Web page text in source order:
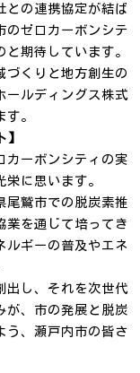
との連携協定が結ば
のゼロカーボンシテ
期待しています。
づくりと地方創生の
ールディングス株式
。
カーボンシティの実
に思います。
尾鷲市での脱炭素推
業を通じて培ってき
ルギーの普及やエネ
出し、それを次世代
が、市の発展と脱炭
う、瀬戸内市の皆さ